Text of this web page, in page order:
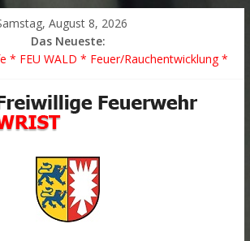
August 8, 2026
Das Neueste:
* FEU WALD * Feuer/Rauchentwicklung *
PKW überschlagen *
Person in festsitzendem Aufzug *
* 1 Person klemmt * Hingstheide
des Jahres 2026